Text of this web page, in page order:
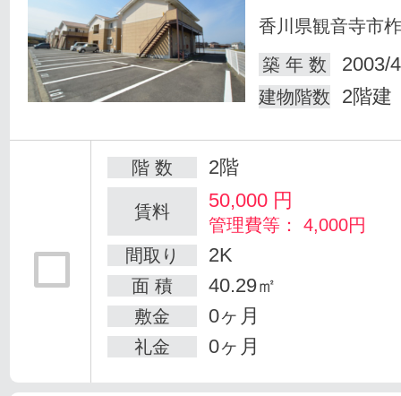
香川県観音寺市
築 年 数
2003/
建物階数 2階建
階 数 2階
賃料 50,000 円
管理費等： 4,000円
間取り
2K
面 積 40.29㎡
敷金 0ヶ月
礼金 0ヶ月